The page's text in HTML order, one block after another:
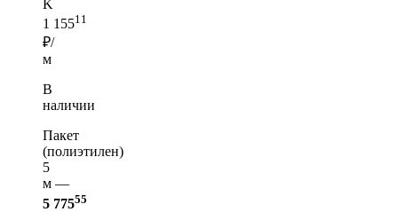
K
1 15511
₽/
м
В
наличии
Пакет
(полиэтилен)
5
м —
5 77555